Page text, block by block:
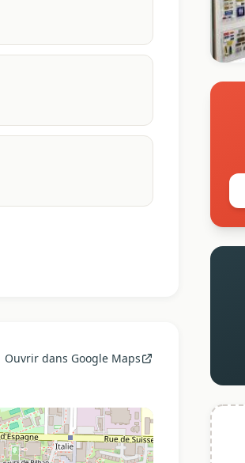
Ouvrir dans Google Maps